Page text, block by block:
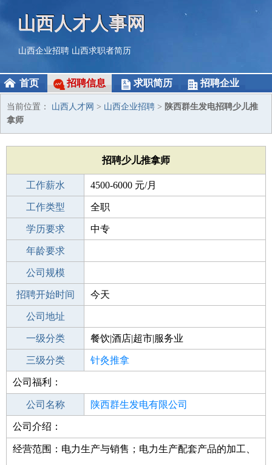
山西人才人事网
山西企业招聘 山西求职者简历
首页 招聘信息 求职简历 招聘企业
当前位置： 山西人才网 > 山西企业招聘 > 陕西群生发电招聘少儿推
拿师
招聘少儿推拿师
工作薪水 4500-6000 元/月
招聘人数 1人
工作类型 全职
性别要求 -
学历要求 中专
工作经验
年龄要求
工作地点
公司规模
公司电话
招聘开始时间 今天
招聘结束时间
公司地址
一级分类 餐饮|酒店|超市|服务业
二级分类 休闲娱乐
三级分类 针灸推拿
其他行业
公司福利：
公司名称 陕西群生发电有限公司
公司类型
公司介绍：
经营范围：电力生产与销售；电力生产配套产品的加工、